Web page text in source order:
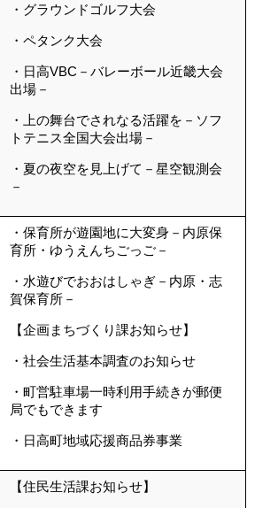
・グラウンドゴルフ大会
・ ペタンク大会
・日高VBC－バレーボール近畿大会
出場－
・上の舞台でされなる活躍を － ソフ
トテニス全国大会出場 －
・夏の夜空を見上げて － 星空観測会
－
・保育所が遊園地に大変身 － 内原保
育所・ゆうえんちごっご －
・水遊びでおおはしゃぎ － 内原・志
賀保育所 －
【企画まちづくり課お知らせ】
・社会生活基本調査のお知らせ
・町営駐車場一時利用手続きが郵便
局でもできます
・日高町地域応援商品券事業
【住民生活課お知らせ】